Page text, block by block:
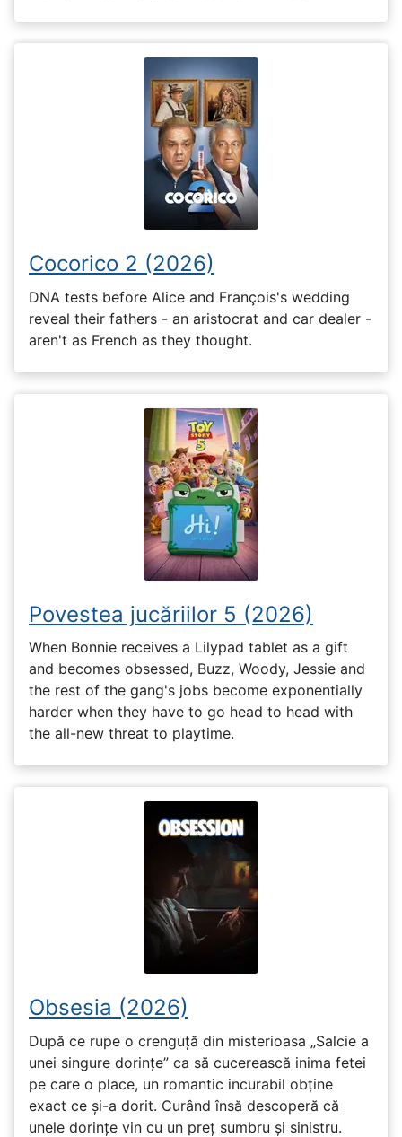
Cocorico 2 (2026)
DNA tests before Alice and François's wedding
reveal their fathers - an aristocrat and car dealer -
aren't as French as they thought.
Povestea jucăriilor 5 (2026)
When Bonnie receives a Lilypad tablet as a gift
and becomes obsessed, Buzz, Woody, Jessie and
the rest of the gang's jobs become exponentially
harder when they have to go head to head with
the all-new threat to playtime.
Obsesia (2026)
După ce rupe o crenguță din misterioasa „Salcie a
unei singure dorințe” ca să cucerească inima fetei
pe care o place, un romantic incurabil obține
exact ce și-a dorit. Curând însă descoperă că
unele dorințe vin cu un preț sumbru și sinistru.